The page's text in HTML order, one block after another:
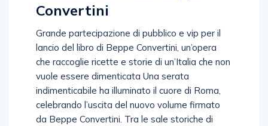
Convertini
Grande partecipazione di pubblico e vip per il
lancio del libro di Beppe Convertini, un’opera
che raccoglie ricette e storie di un’Italia che non
vuole essere dimenticata Una serata
indimenticabile ha illuminato il cuore di Roma,
celebrando l’uscita del nuovo volume firmato
da Beppe Convertini. Tra le sale storiche di